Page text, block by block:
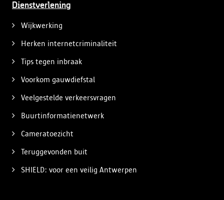
Dienstverlening
Wijkwerking
Herken internetcriminaliteit
Tips tegen inbraak
Voorkom gauwdiefstal
Veelgestelde verkeersvragen
Buurtinformatienetwerk
Cameratoezicht
Teruggevonden buit
SHIELD: voor een veilig Antwerpen